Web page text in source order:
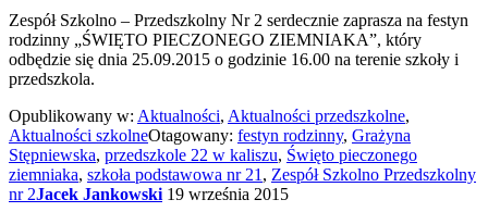
Zespół Szkolno – Przedszkolny Nr 2 serdecznie zaprasza na festyn
rodzinny „ŚWIĘTO PIECZONEGO ZIEMNIAKA”, który
odbędzie się dnia 25.09.2015 o godzinie 16.00 na terenie szkoły i
przedszkola.
Opublikowany w: Aktualności, Aktualności przedszkolne,
Aktualności szkolneOtagowany: festyn rodzinny, Grażyna
Stępniewska, przedszkole 22 w kaliszu, Święto pieczonego
ziemniaka, szkoła podstawowa nr 21 , Zespół Szkolno Przedszkolny
nr 2Jacek Jankowski 19 września 2015